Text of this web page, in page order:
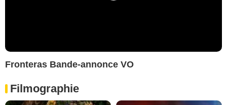
Fronteras Bande-annonce VO
Filmographie